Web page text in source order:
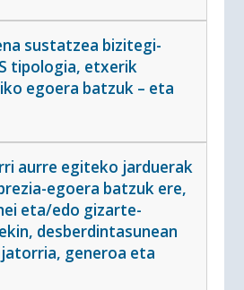
sustatzea bizitegi-
tipologia, etxerik
egoera batzuk – eta
aurre egiteko jarduerak
egoera batzuk ere,
eta/edo gizarte-
desberdintasunean
generoa eta